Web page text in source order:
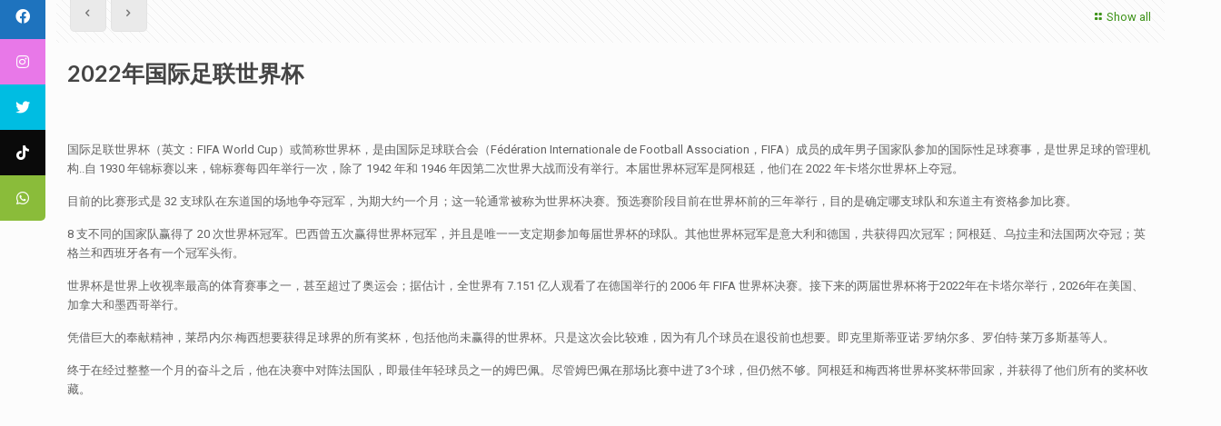
Show all
2022年国际足联世界杯
国际足联世界杯（英文：FIFA World Cup）或简称世界杯，是由国际足球联合会（Fédération Internationale de Football Association，FIFA）成员的成年男子国家队参加的国际性足球赛事，是世界足球的管理机
构..自 1930 年锦标赛以来，锦标赛每四年举行一次，除了 1942 年和 1946 年因第二次世界大战而没有举行。本届世界杯冠军是阿根廷，他们在 2022 年卡塔尔世界杯上夺冠。
目前的比赛形式是 32 支球队在东道国的场地争夺冠军，为期大约一个月；这一轮通常被称为世界杯决赛。预选赛阶段目前在世界杯前的三年举行，目的是确定哪支球队和东道主有资格参加比赛。
8 支不同的国家队赢得了 20 次世界杯冠军。巴西曾五次赢得世界杯冠军，并且是唯一一支定期参加每届世界杯的球队。其他世界杯冠军是意大利和德国，共获得四次冠军；阿根廷、乌拉圭和法国两次夺冠；英
格兰和西班牙各有一个冠军头衔。
世界杯是世界上收视率最高的体育赛事之一，甚至超过了奥运会；据估计，全世界有 7.151 亿人观看了在德国举行的 2006 年 FIFA 世界杯决赛。接下来的两届世界杯将于2022年在卡塔尔举行，2026年在美国、
加拿大和墨西哥举行。
凭借巨大的奉献精神，莱昂内尔·梅西想要获得足球界的所有奖杯，包括他尚未赢得的世界杯。只是这次会比较难，因为有几个球员在退役前也想要。即克里斯蒂亚诺·罗纳尔多、罗伯特·莱万多斯基等人。
终于在经过整整一个月的奋斗之后，他在决赛中对阵法国队，即最佳年轻球员之一的姆巴佩。尽管姆巴佩在那场比赛中进了3个球，但仍然不够。阿根廷和梅西将世界杯奖杯带回家，并获得了他们所有的奖杯收
藏。